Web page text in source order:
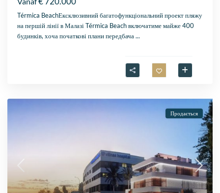
Térmica BeachЕксклюзивний багатофункціональний проект пляжу
на першій лінії в Малазі Térmica Beach включатиме майже 400
будинків, хоча початкові плани передбача...
Продається